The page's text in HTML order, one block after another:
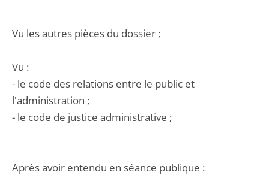
Vu les autres pièces du dossier ;
Vu :
- le code des relations entre le public et
l'administration ;
- le code de justice administrative ;
Après avoir entendu en séance publique :